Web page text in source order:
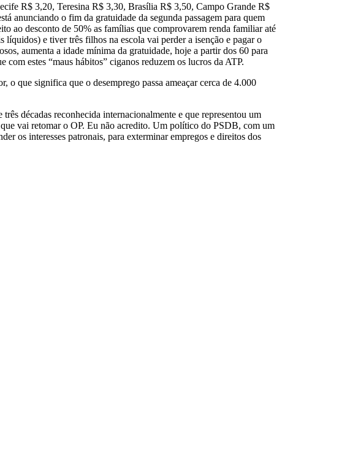
R$ 3,20, Teresina R$ 3,30, Brasília R$ 3,50, Campo Grande R$
anunciando o fim da gratuidade da segunda passagem para quem
ao desconto de 50% as famílias que comprovarem renda familiar até
e tiver três filhos na escola vai perder a isenção e pagar o
aumenta a idade mínima da gratuidade, hoje a partir dos 60 para
estes “maus hábitos” ciganos reduzem os lucros da ATP.
o que significa que o desemprego passa ameaçar cerca de 4.000
décadas reconhecida internacionalmente e que representou um
vai retomar o OP. Eu não acredito. Um político do PSDB, com um
os interesses patronais, para exterminar empregos e direitos dos